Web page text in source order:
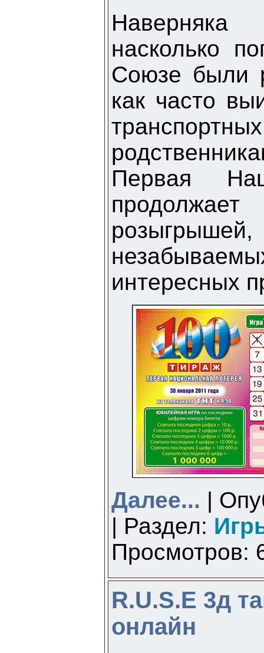
насколько
Союзе были
как часто
Первая
продолжает
интересных
Далее... |
| Раздел:
Просмотров:
R.U.S.E 3д
онлайн